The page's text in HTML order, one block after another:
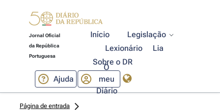
Jornal Oficial
da República
Portuguesa
Início
Legislação
Lexionário
Lia
Sobre o DR
Ajuda
O
meu
Diário
Página de entrada